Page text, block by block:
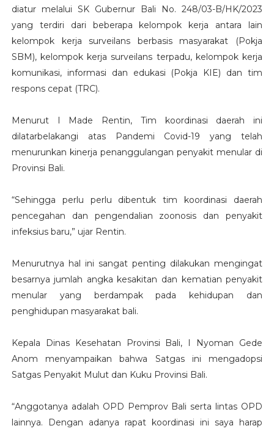
diatur melalui SK Gubernur Bali No. 248/03-B/HK/2023
yang terdiri dari beberapa kelompok kerja antara lain
kelompok kerja surveilans berbasis masyarakat (Pokja
SBM), kelompok kerja surveilans terpadu, kelompok kerja
komunikasi, informasi dan edukasi (Pokja KIE) dan tim
respons cepat (TRC).
Menurut I Made Rentin, Tim koordinasi daerah ini
dilatarbelakangi atas Pandemi Covid-19 yang telah
menurunkan kinerja penanggulangan penyakit menular di
Provinsi Bali.
“Sehingga perlu perlu dibentuk tim koordinasi daerah
pencegahan dan pengendalian zoonosis dan penyakit
infeksius baru,” ujar Rentin.
Menurutnya hal ini sangat penting dilakukan mengingat
besarnya jumlah angka kesakitan dan kematian penyakit
menular yang berdampak pada kehidupan dan
penghidupan masyarakat bali.
Kepala Dinas Kesehatan Provinsi Bali, I Nyoman Gede
Anom menyampaikan bahwa Satgas ini mengadopsi
Satgas Penyakit Mulut dan Kuku Provinsi Bali.
“Anggotanya adalah OPD Pemprov Bali serta lintas OPD
lainnya. Dengan adanya rapat koordinasi ini saya harap